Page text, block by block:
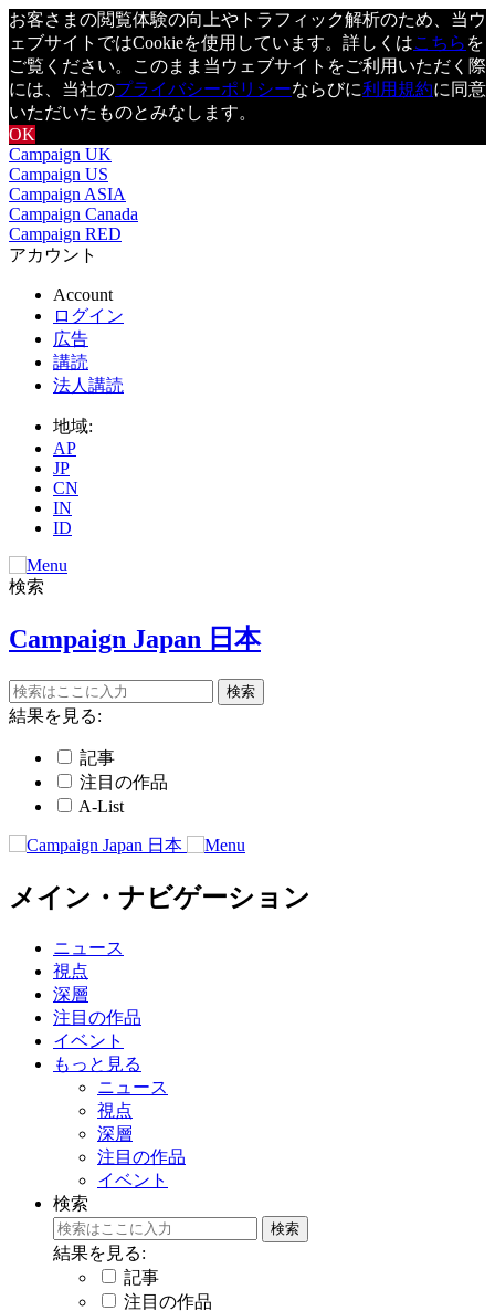
お客さまの閲覧体験の向上やトラフィック解析のため、当ウ
ェブサイトではCookieを使用しています。詳しくはこちら を
ご覧ください。このまま当ウェブサイトをご利用いただく際
には、当社のプライバシーポリシーならびに利用規約に同意
いただいたものとみなします。
OK
Campaign UK
Campaign US
Campaign ASIA
Campaign Canada
Campaign RED
アカウント
Account
ログイン
広告
講読
法人講読
地域:
AP
JP
CN
IN
ID
検索
Campaign Japan 日本
結果を見る:
記事
注目の作品
A-List
メイン・ナビゲーション
ニュース
視点
深層
注目の作品
イベント
もっと見る
ニュース
視点
深層
注目の作品
イベント
検索
結果を見る:
記事
注目の作品